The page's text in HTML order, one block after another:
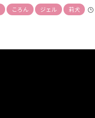
ころん ジェル 莉犬